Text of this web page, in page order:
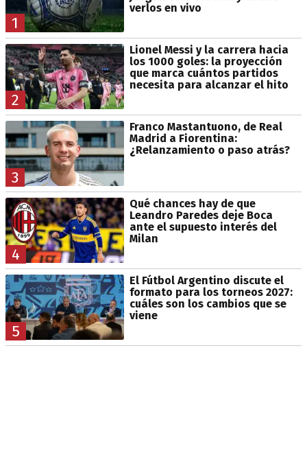
1
verlos en vivo
2
Lionel Messi y la carrera hacia
los 1000 goles: la proyección
que marca cuántos partidos
necesita para alcanzar el hito
3
Franco Mastantuono, de Real
Madrid a Fiorentina:
¿Relanzamiento o paso atrás?
4
Qué chances hay de que
Leandro Paredes deje Boca
ante el supuesto interés del
Milan
5
El Fútbol Argentino discute el
formato para los torneos 2027:
cuáles son los cambios que se
viene